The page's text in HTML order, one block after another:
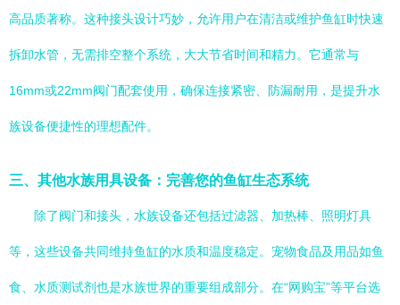
高品质著称。这种接头设计巧妙，允许用户在清洁或维护鱼缸时快速
拆卸水管，无需排空整个系统，大大节省时间和精力。它通常与
16mm或22mm阀门配套使用，确保连接紧密、防漏耐用，是提升水
族设备便捷性的理想配件。
三、其他水族用具设备：完善您的鱼缸生态系统
除了阀门和接头，水族设备还包括过滤器、加热棒、照明灯具
等，这些设备共同维持鱼缸的水质和温度稳定。宠物食品及用品如鱼
食、水质测试剂也是水族世界的重要组成部分。在“网购宝”等平台选